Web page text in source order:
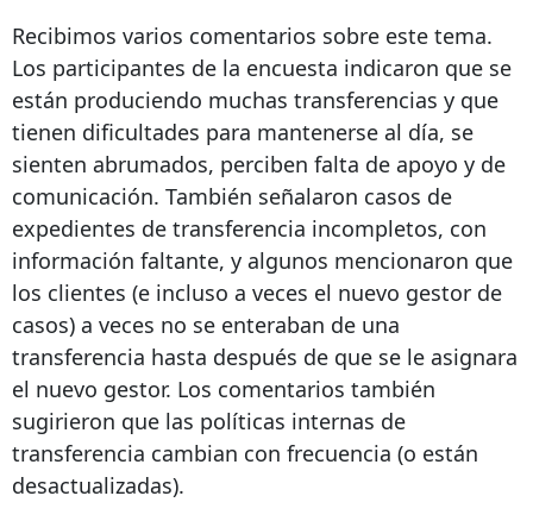
Recibimos varios comentarios sobre este tema.
Los participantes de la encuesta indicaron que se
están produciendo muchas transferencias y que
tienen dificultades para mantenerse al día, se
sienten abrumados, perciben falta de apoyo y de
comunicación. También señalaron casos de
expedientes de transferencia incompletos, con
información faltante, y algunos mencionaron que
los clientes (e incluso a veces el nuevo gestor de
casos) a veces no se enteraban de una
transferencia hasta después de que se le asignara
el nuevo gestor. Los comentarios también
sugirieron que las políticas internas de
transferencia cambian con frecuencia (o están
desactualizadas).